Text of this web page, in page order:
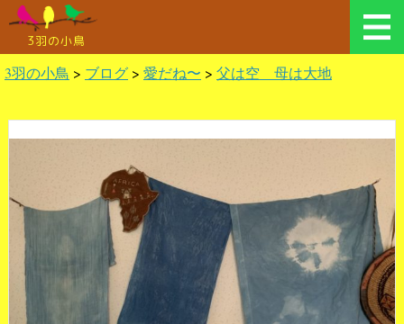
3羽の小鳥
3羽の小鳥 > ブログ > 愛だね〜 > 父は空 母は大地